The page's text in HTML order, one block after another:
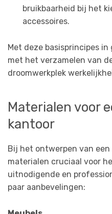
bruikbaarheid bij het
accessoires.
Met deze basisprincipes
met het verzamelen van
droomwerkplek
Materialen voor
kantoor
Bij het ontwerpen van
materialen cruciaal voor
uitnodigende en
paar aanbevelingen: